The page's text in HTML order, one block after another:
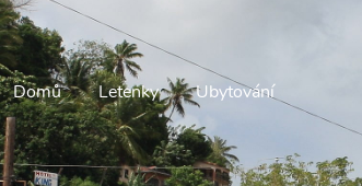
Domů Letenky Ubytování